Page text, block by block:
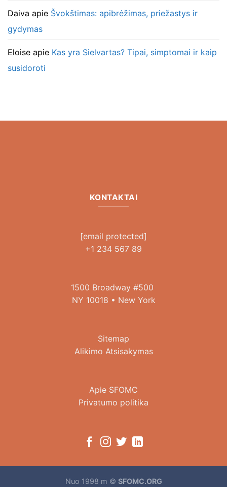
Daiva apie Švokštimas: apibrėžimas, priežastys ir
gydymas
Eloise apie Kas yra Sielvartas? Tipai, simptomai ir kaip
susidoroti
KONTAKTAI
[email protected]
+1 234 567 89
1500 Broadway #500
NY 10018 • New York
Sitemap
Alikimo Atsisakymas
Apie SFOMC
Privatumo politika
Nuo 1998 m © SFOMC.ORG